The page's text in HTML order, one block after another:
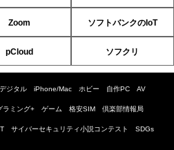
Zoom ソフトバンクのIoT
pCloud ソフクリ
デジタル iPhone/Mac ホビー 自作PC AV
ラミング+ ゲーム 格安SIM 倶楽部情報局
サイバーセキュリティ小説コンテスト SDGs